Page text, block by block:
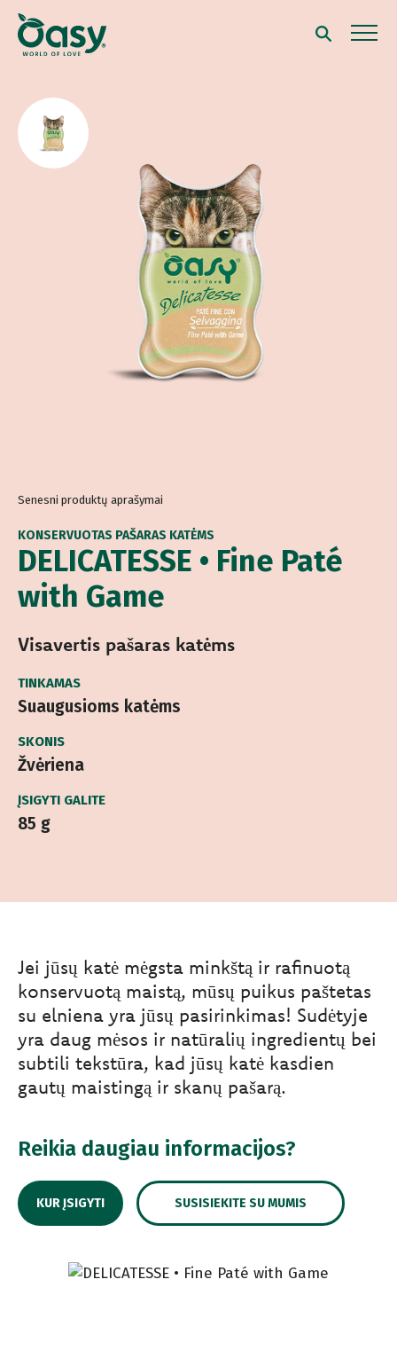
Senesni produktų aprašymai
DELICATESSE • Fine Paté
with Game
KONSERVUOTAS PAŠARAS KATĖMS
Visavertis pašaras katėms
TINKAMAS
Suaugusioms katėms
SKONIS
Žvėriena
ĮSIGYTI GALITE
85 g
Jei jūsų katė mėgsta minkštą ir rafinuotą
konservuotą maistą, mūsų puikus paštetas
su elniena yra jūsų pasirinkimas! Sudėtyje
yra daug mėsos ir natūralių ingredientų bei
subtili tekstūra, kad jūsų katė kasdien
gautų maistingą ir skanų pašarą.
Reikia daugiau informacijos?
KUR ĮSIGYTI SUSISIEKITE SU MUMIS